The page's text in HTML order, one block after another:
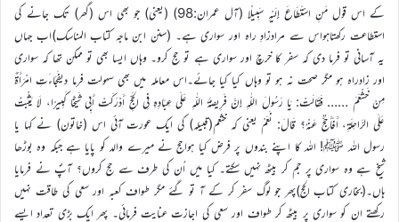
کے اس قول مَنِ اسْتَطَاعَ إِلَيْهِ سَبِيلًا (آل عمران:98) (یعنی) جو بھی اس (گھر) تک جانے کی
استطاعت رکھتاہواس سے مرادزادِ راہ اور سواری ہے۔ (سنن ابن ماجہ کتاب المناسک)اب جہاں
یہ آسانی تو فرما دی کہ سفر کا خرچ اور سواری ہے تو حج کرو۔ وہاں ایسا بھی تو ممکن تھا کہ سواری
اور زادراہ ہو مگر صحت نہ ہو تو وہاں کیا کیا جائے۔اس معاملہ میں بھی سہولت فرما دیفَجَاءَتِ امْرَأَةٌ
مِنْ خَشْعَمَ …… فَقَالَتْ: يَا رَسُولَ اللّٰهِ إِنَّ فَرِيضَةَ اللّٰهِ عَلَى عِبَادِهِ فِي الحَجِّ أَدْرَكَتْ أَبِي شَيْخًا كَبِيرًا، لَا يَثْبُتُ
عَلَى الرَّاحِلَةِ، أَفَأَحُجُّ عَنْهُ؟ قَالَ: نَعَمْ یعنی کہ خثعم(قبیلہ) کی ایک عورت آئی اس (خاتون) نے کہا یا
رسول اللہ ﷺ! اللہ کا اپنے بندوں پر فرض کیا ہواحج نے میرے والد کو پایا ہے جبکہ وہ بوڑھا
شیخ ہے وہ سواری پر جم کر بیٹھ نہیں سکتے۔ کیا میں اُن کی طرف سے حج کروں؟ آپؐ نے فرمایا
ہاں۔(بخاری کتاب الحج)پھر جو لوگ سفر کر کے آ تو گئے مگر طواف کعبہ اور سعی کی طاقت نہیں
رکھتے ان کو سواری پر بیٹھ کر طواف اور سعی کی اجازت عنایت فرمائی۔ پھر ایک بڑی تعداد ایسے